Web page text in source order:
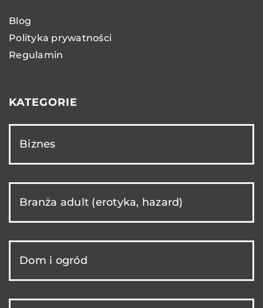
Blog
Polityka prywatności
Regulamin
KATEGORIE
Biznes
Branża adult (erotyka, hazard)
Dom i ogród